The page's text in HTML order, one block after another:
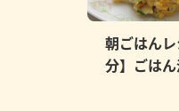
朝ごはん
分】ごは